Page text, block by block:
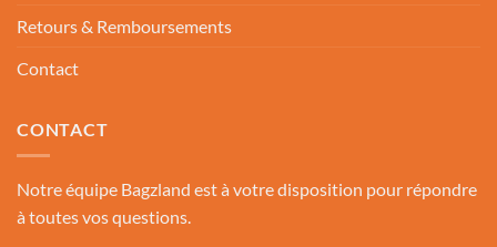
Retours & Remboursements
Contact
CONTACT
Notre équipe Bagzland est à votre disposition pour répondre
à toutes vos questions.